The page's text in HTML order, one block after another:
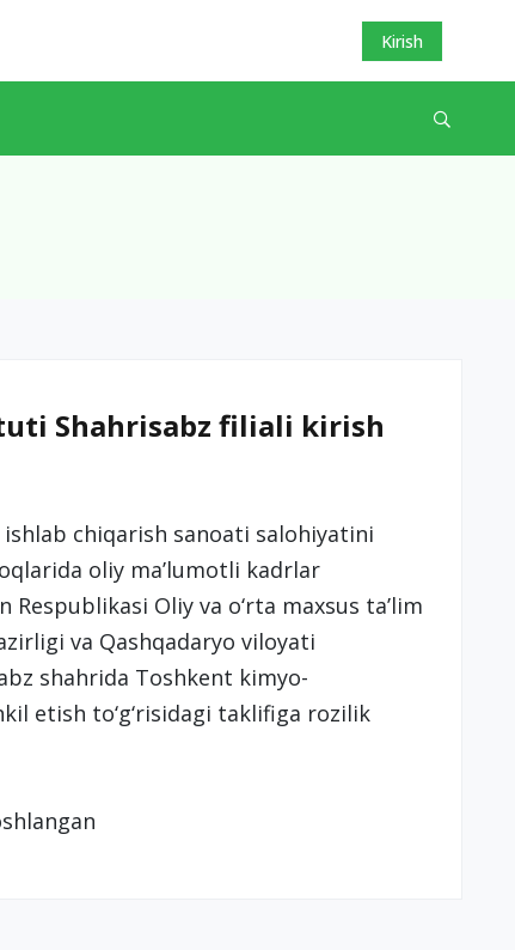
Kirish
Shahrisabz filiali kirish
chiqarish sanoati salohiyatini
oliy maʼlumotli kadrlar
Oliy va o‘rta maxsus taʼlim
va Qashqadaryo viloyati
shahrida Toshkent kimyo-
etish to‘g‘risidagi taklifiga rozilik